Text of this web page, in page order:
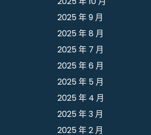
2025 年 9 月
2025 年 8 月
2025 年 7 月
2025 年 6 月
2025 年 5 月
2025 年 4 月
2025 年 3 月
2025 年 2 月